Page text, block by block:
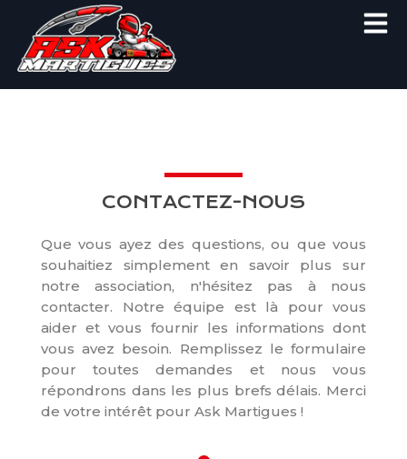
contenu
CONTACTEZ-NOUS
Que vous ayez des questions, ou que vous
souhaitiez simplement en savoir plus sur
notre association, n'hésitez pas à nous
contacter. Notre équipe est là pour vous
aider et vous fournir les informations dont
vous avez besoin. Remplissez le formulaire
pour toutes demandes et nous vous
répondrons dans les plus brefs délais. Merci
de votre intérêt pour Ask Martigues !